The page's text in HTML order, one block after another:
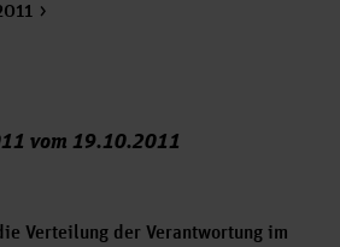
vom 19.10.2011
Verteilung der Verantwortung im